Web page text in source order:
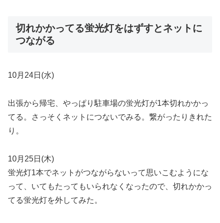
切れかかってる蛍光灯をはずすとネットに
つながる
10月24日(水)
出張から帰宅、やっぱり駐車場の蛍光灯が1本切れかかっ
てる。さっそくネットにつないでみる。繋がったりきれた
り。
10月25日(木)
蛍光灯1本でネットがつながらないって思いこむようにな
って、いてもたってもいられなくなったので、切れかかっ
てる蛍光灯を外してみた。